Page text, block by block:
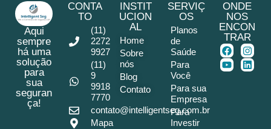
Aqui
sempre
há uma
solução
para
sua
seguran
ça!
CONTA
TO
(11)
2272
9927
(11)
9
9918
7770
contato@intelligentseg.com.br
Mapa
INSTIT
UCION
AL
Home
Sobre
nós
Blog
Contato
SERVIÇ
OS
Planos
de
Saúde
Para
Você
Para sua
Empresa
Para
Investir
ONDE
NOS
ENCON
TRAR